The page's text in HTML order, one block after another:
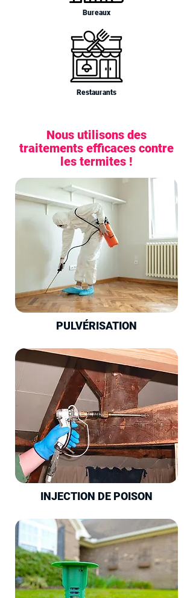
Bureaux
Restaurants
Nous utilisons des
traitements efficaces contre
les termites !
PULVÉRISATION
INJECTION DE POISON